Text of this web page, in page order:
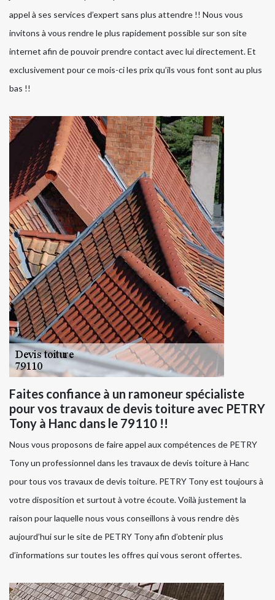
appel à ses services d’expert sans plus attendre !! Nous vous
invitons à vous rendre le plus rapidement possible sur son site
internet afin de pouvoir prendre contact avec lui directement. Et
exclusivement pour ce mois-ci les prix qu’ils vous font sont au plus
bas !!
Faites confiance à un ramoneur spécialiste
pour vos travaux de devis toiture avec PETRY
Tony à Hanc dans le 79110 !!
Nous vous proposons de faire appel aux compétences de PETRY
Tony un professionnel dans les travaux de devis toiture à Hanc
pour tous vos travaux de devis toiture. PETRY Tony est toujours à
votre disposition et surtout à votre écoute. Voilà justement la
raison pour laquelle nous vous conseillons à vous rendre dès
aujourd’hui sur le site de PETRY Tony afin d’obtenir plus
d’informations sur toutes les offres qui vous seront offertes.